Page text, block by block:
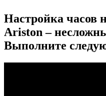
Настройка часов
Ariston –
Выполните